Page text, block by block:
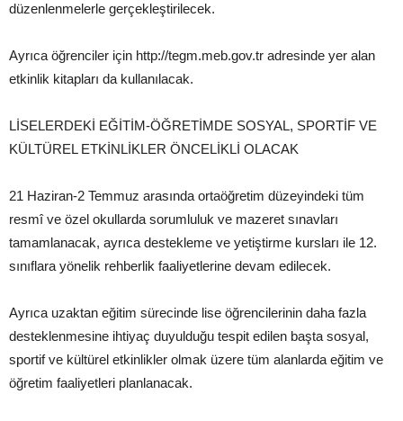
düzenlenmelerle gerçekleştirilecek.
Ayrıca öğrenciler için http://tegm.meb.gov.tr adresinde yer alan
etkinlik kitapları da kullanılacak.
LİSELERDEKİ EĞİTİM-ÖĞRETİMDE SOSYAL, SPORTİF VE
KÜLTÜREL ETKİNLİKLER ÖNCELİKLİ OLACAK
21 Haziran-2 Temmuz arasında ortaöğretim düzeyindeki tüm
resmî ve özel okullarda sorumluluk ve mazeret sınavları
tamamlanacak, ayrıca destekleme ve yetiştirme kursları ile 12.
sınıflara yönelik rehberlik faaliyetlerine devam edilecek.
Ayrıca uzaktan eğitim sürecinde lise öğrencilerinin daha fazla
desteklenmesine ihtiyaç duyulduğu tespit edilen başta sosyal,
sportif ve kültürel etkinlikler olmak üzere tüm alanlarda eğitim ve
öğretim faaliyetleri planlanacak.